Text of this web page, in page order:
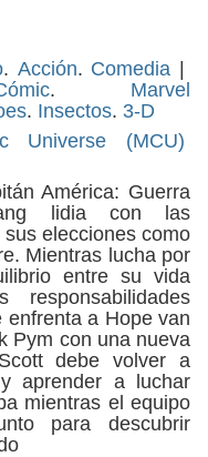
. Acción. Comedia |
. Marvel
. Insectos. 3-D
Universe (MCU)
América: Guerra
lidia con las
elecciones como
Mientras lucha por
entre su vida
enfrenta a Hope van
Pym con una nueva
debe volver a
aprender a luchar
mientras el equipo
para descubrir